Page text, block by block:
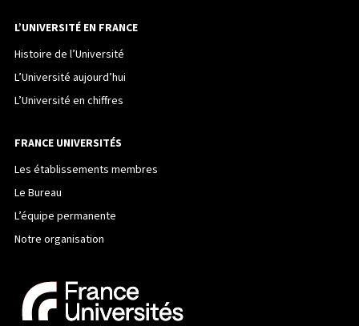
L’UNIVERSITÉ EN FRANCE
Histoire de l’Université
L’Université aujourd’hui
L’Université en chiffres
FRANCE UNIVERSITÉS
Les établissements membres
Le Bureau
L’équipe permanente
Notre organisation